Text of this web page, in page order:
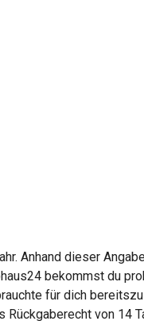
Anhand dieser
bekommst du
für dich
von 14